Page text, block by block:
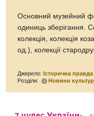
Основний музейний
одиниць зберігання.
колекція, колекція
од.), колекції
Джерело: Історична правда
Розділи:
Новини